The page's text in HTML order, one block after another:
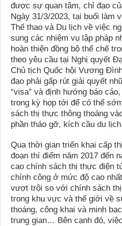
được sự quan tâm, chỉ đạo
Ngày 31/3/2023, tại buổi làm
Thể thao và Du lịch về việc
sung các nhiệm vụ lập pháp
hoàn thiện đồng bộ thể chế
theo yêu cầu tại Nghị quyết
Chủ tịch Quốc hội Vương
đạo phải gấp rút giải quyết
“visa” và định hướng báo
trong kỳ họp tới để có thể
sách thị thực thông thoáng
phần tháo gỡ, kích cầu du
Qua thời gian triển khai cấp
đoạn thí điểm năm 2017 đến
cao chính sách thị thực điện
chính công ở mức độ cao
vượt trội so với chính sách
trong khu vực và thế giới về
thoáng, công khai và minh
trung gian… Bên cạnh đó,